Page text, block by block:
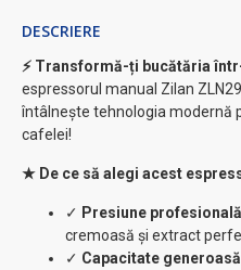
DESCRIERE
⚡ Transformă-ți bucătăria
espressorul manual Zilan
întâlnește tehnologia modernă
cafelei!
★ De ce să alegi acest
✓ Presiune
cremoasă și extract
✓ Capacitate